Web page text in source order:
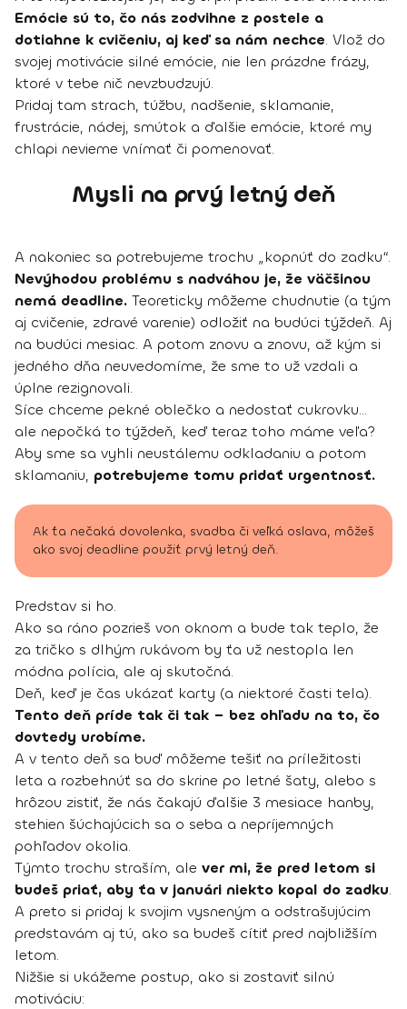
Emócie sú to, čo nás zodvihne z postele a
dotiahne k cvičeniu, aj keď sa nám nechce. Vlož do
svojej motivácie silné emócie, nie len prázdne frázy,
ktoré v tebe nič nevzbudzujú.
Pridaj tam strach, túžbu, nadšenie, sklamanie,
frustrácie, nádej, smútok a ďalšie emócie, ktoré my
chlapi nevieme vnímať či pomenovať.
Mysli na prvý letný deň
A nakoniec sa potrebujeme trochu „kopnúť do zadku“.
Nevýhodou problému s nadváhou je, že väčšinou
nemá deadline. Teoreticky môžeme chudnutie (a tým
aj cvičenie, zdravé varenie) odložiť na budúci týždeň. Aj
na budúci mesiac. A potom znovu a znovu, až kým si
jedného dňa neuvedomíme, že sme to už vzdali a
úplne rezignovali.
Síce chceme pekné oblečko a nedostať cukrovku…
ale nepočká to týždeň, keď teraz toho máme veľa?
Aby sme sa vyhli neustálemu odkladaniu a potom
sklamaniu, potrebujeme tomu pridať urgentnosť.
Ak ťa nečaká dovolenka, svadba či veľká oslava, môžeš
ako svoj deadline použiť prvý letný deň.
Predstav si ho.
Ako sa ráno pozrieš von oknom a bude tak teplo, že
za tričko s dlhým rukávom by ťa už nestopla len
módna polícia, ale aj skutočná.
Deň, keď je čas ukázať karty (a niektoré časti tela).
Tento deň príde tak či tak – bez ohľadu na to, čo
dovtedy urobíme.
A v tento deň sa buď môžeme tešiť na príležitosti
leta a rozbehnúť sa do skrine po letné šaty, alebo s
hrôzou zistiť, že nás čakajú ďalšie 3 mesiace hanby,
stehien šúchajúcich sa o seba a nepríjemných
pohľadov okolia.
Týmto trochu straším, ale ver mi, že pred letom si
budeš priať, aby ťa v januári niekto kopal do zadku.
A preto si pridaj k svojim vysneným a odstrašujúcim
predstavám aj tú, ako sa budeš cítiť pred najbližším
letom.
Nižšie si ukážeme postup, ako si zostaviť silnú
motiváciu: